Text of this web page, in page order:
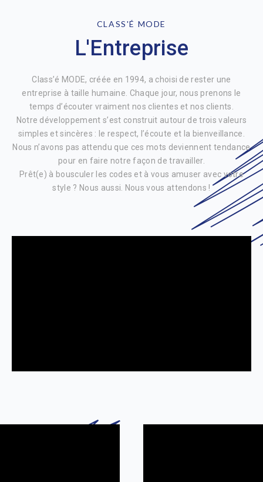
CLASS'É MODE
L'Entreprise
Class’é MODE, créée en 1994, a choisi de rester une
entreprise à taille humaine. Chaque jour, nous prenons le
temps d’écouter vraiment nos clientes et nos clients.
Notre développement s’est construit autour de trois valeurs
simples et sincères : le respect, l’écoute et la bienveillance.
Nous n’avons pas attendu que ces mots deviennent tendance
pour en faire notre façon de travailler.
Prêt(e) à bousculer les codes et à vous amuser avec votre
style ? Nous aussi. Nous vous attendons !